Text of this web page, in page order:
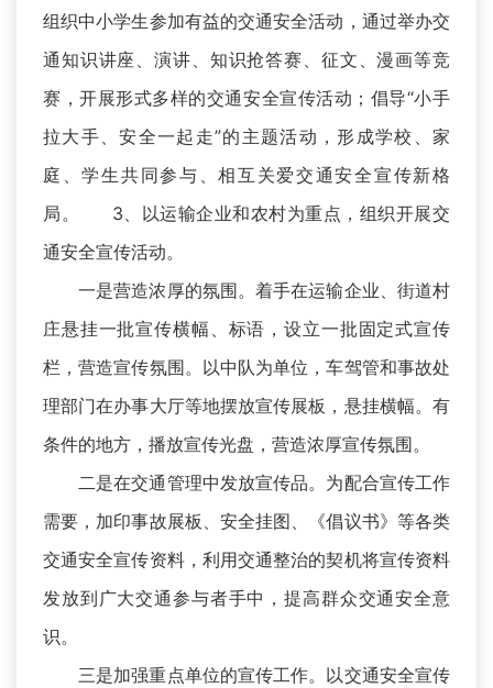
组织中小学生参加有益的交通安全活动，通过举办交
通知识讲座、演讲、知识抢答赛、征文、漫画等竞
赛，开展形式多样的交通安全宣传活动；倡导“小手
拉大手、安全一起走”的主题活动，形成学校、家
庭、学生共同参与、相互关爱交通安全宣传新格
局。 3、以运输企业和农村为重点，组织开展交
通安全宣传活动。
一是营造浓厚的氛围。着手在运输企业、街道村
庄悬挂一批宣传横幅、标语，设立一批固定式宣传
栏，营造宣传氛围。以中队为单位，车驾管和事故处
理部门在办事大厅等地摆放宣传展板，悬挂横幅。有
条件的地方，播放宣传光盘，营造浓厚宣传氛围。
二是在交通管理中发放宣传品。为配合宣传工作
需要，加印事故展板、安全挂图、《倡议书》等各类
交通安全宣传资料，利用交通整治的契机将宣传资料
发放到广大交通参与者手中，提高群众交通安全意
识。
三是加强重点单位的宣传工作。以交通安全宣传